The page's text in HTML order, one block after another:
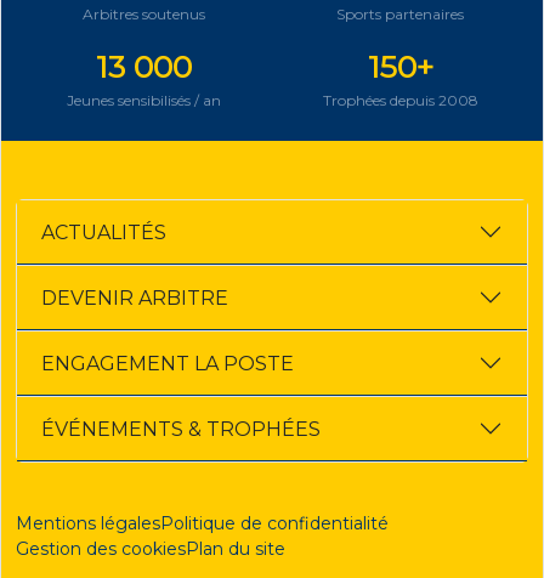
Arbitres soutenus Sports partenaires
13 000
Jeunes sensibilisés / an
150+
Trophées depuis 2008
ACTUALITÉS
DEVENIR ARBITRE
ENGAGEMENT LA POSTE
ÉVÉNEMENTS & TROPHÉES
Mentions légalesPolitique de confidentialité
Gestion des cookiesPlan du site